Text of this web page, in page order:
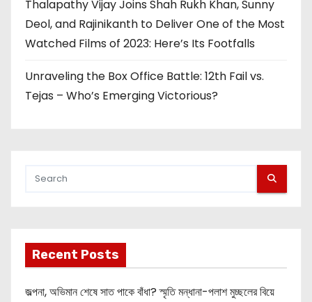
Thalapathy Vijay Joins Shah Rukh Khan, Sunny
Deol, and Rajinikanth to Deliver One of the Most
Watched Films of 2023: Here’s Its Footfalls
Unraveling the Box Office Battle: 12th Fail vs.
Tejas – Who’s Emerging Victorious?
Recent Posts
জল্পনা, অভিমান শেষে সাত পাকে বাঁধা? স্মৃতি মন্ধানা-পলাশ মুচ্ছলের বিয়ে